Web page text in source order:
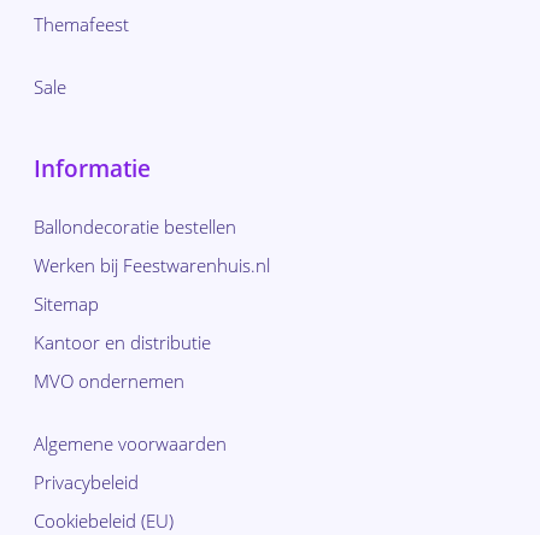
Themafeest
Sale
Informatie
Ballondecoratie bestellen
Werken bij Feestwarenhuis.nl
Sitemap
Kantoor en distributie
MVO ondernemen
Algemene voorwaarden
Privacybeleid
Cookiebeleid (EU)